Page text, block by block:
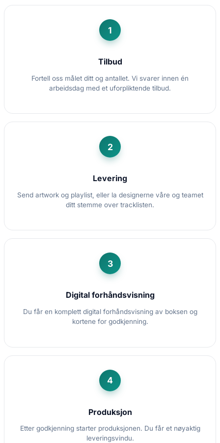
1
Tilbud
Fortell oss målet ditt og antallet. Vi svarer innen én
arbeidsdag med et uforpliktende tilbud.
2
Levering
Send artwork og playlist, eller la designerne våre og teamet
ditt stemme over tracklisten.
3
Digital forhåndsvisning
Du får en komplett digital forhåndsvisning av boksen og
kortene for godkjenning.
4
Produksjon
Etter godkjenning starter produksjonen. Du får et nøyaktig
leveringsvindu.